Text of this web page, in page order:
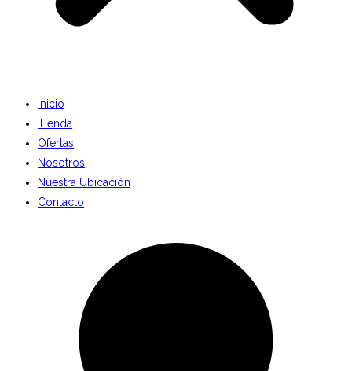
Inicio
Tienda
Ofertas
Nosotros
Nuestra Ubicación
Contacto